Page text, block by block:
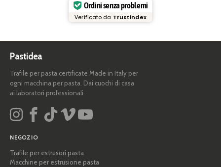
Ordini senza problemi
Verificato da Trustindex
Pastidea
Trafile per pasta certificate Made in Italy per
ogni macchina per pasta. Dai cuochi di casa
ai laboratori professionali.
NEGOZIO
Trafile per estrusori pasta
Macchine per estrusione pasta